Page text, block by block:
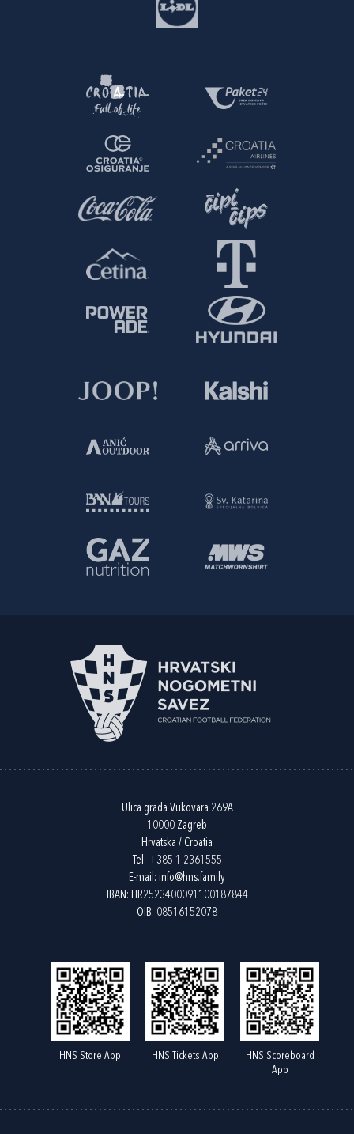
Ulica grada Vukovara 269A
10000 Zagreb
Hrvatska / Croatia
Tel: +385 1 2361555
E-mail: info@hns.family
IBAN: HR2523400091100187844
OIB: 08516152078
HNS Store App HNS Tickets App
HNS Scoreboard
App